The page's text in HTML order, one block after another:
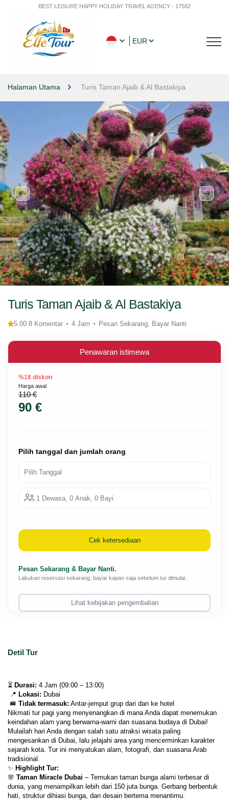
BEST LEISURE HAPPY HOLIDAY TRAVEL AGENCY - 17582
EUR
Halaman Utama Turis Taman Ajaib & Al Bastakiya
Detil Tur
⏳ Durasi: 4 Jam (09:00 – 13:00)
📍 Lokasi: Dubai
🚐 Tidak termasuk: Antar-jemput grup dari dan ke hotel
Nikmati tur pagi yang menyenangkan di mana Anda dapat menemukan
keindahan alam yang berwarna-warni dan suasana budaya di Dubai!
Mulailah hari Anda dengan salah satu atraksi wisata paling
mengesankan di Dubai, lalu jelajahi area yang mencerminkan karakter
sejarah kota. Tur ini menyatukan alam, fotografi, dan suasana Arab
tradisional.
✨ Highlight Tur:
🌸 Taman Miracle Dubai – Temukan taman bunga alami terbesar di
dunia, yang menampilkan lebih dari 150 juta bunga. Gerbang berbentuk
hati, struktur dihiasi bunga, dan desain bertema menantimu.
Turis Taman Ajaib & Al Bastakiya
5.00 8 Komentar 4 Jam Pesan Sekarang, Bayar Nanti
Penawaran istimewa
%18 diskon
Harga awal
110 €
90 €
Pilih tanggal dan jumlah orang
Pilih Tanggal
1 Dewasa, 0 Anak, 0 Bayi
Cek ketersediaan
Pesan Sekarang & Bayar Nanti.
Lakukan reservasi sekarang, bayar kapan saja sebelum tur dimulai.
Lihat kebijakan pengembalian